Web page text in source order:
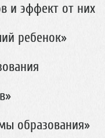
и эффект от них
ребенок»
образования»